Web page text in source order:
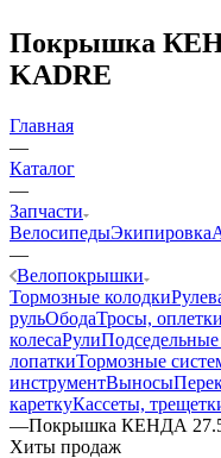
Покрышка
KADRE
Главная
—
Каталог
—
Запчасти
ВелосипедыЭкипировка
—
Велопокрышки
Тормозные колодки
рульОбодаТросы, оплетки
колесаРули
лопаткиТормозные
инструментВыносы
кареткуКассеты,
—Покрышка КЕНДА
Хиты продаж